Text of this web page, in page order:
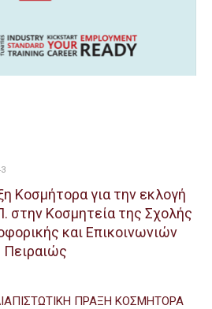
Κοσμήτορα για την εκλογή
στην Κοσμητεία της Σχολής
και Επικοινωνιών
Πειραιώς
ΠΡΑΞΗ ΚΟΣΜΗΤΟΡΑ